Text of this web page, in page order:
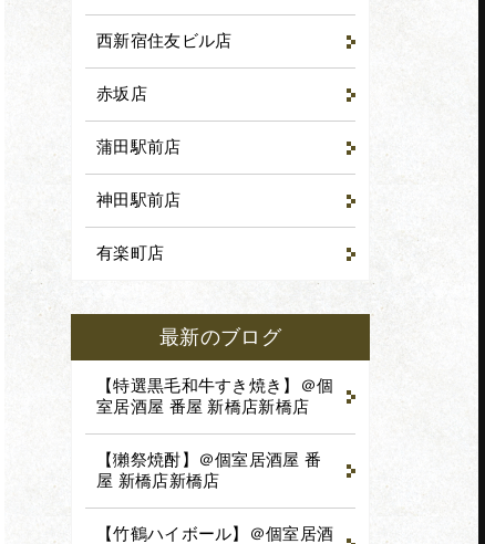
西新宿住友ビル店
赤坂店
蒲田駅前店
神田駅前店
有楽町店
最新のブログ
【特選黒毛和牛すき焼き】＠個
室居酒屋 番屋 新橋店新橋店
【獺祭焼酎】＠個室居酒屋 番
屋 新橋店新橋店
【竹鶴ハイボール】＠個室居酒
赤坂店